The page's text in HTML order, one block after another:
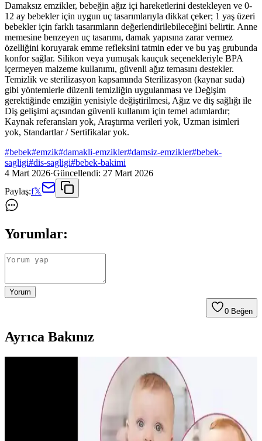
Damaksız emzikler, bebeğin ağız içi hareketlerini destekleyen ve 0-
12 ay bebekler için uygun uç tasarımlarıyla dikkat çeker; 1 yaş üzeri
bebekler için farklı tasarımların değerlendirilebileceğini belirtir. Anne
memesine benzeyen uç tasarımı, damak yapısına zarar vermez
özelliğini koruyarak emme refleksini tatmin eder ve bu yaş grubunda
konfor sağlar. Silikon veya yumuşak kauçuk seçenekleriyle BPA
içermeyen malzeme kullanımı, güvenli ağız temasını destekler.
Temizlik ve sterilizasyon kapsamında Sterilizasyon (kaynar suda)
gibi yöntemlerle düzenli temizliğin uygulanması ve Değişim
gerektiğinde emziğin yenisiyle değiştirilmesi, Ağız ve diş sağlığı ile
Diş gelişimi açısından güvenli kullanım için temel adımlardır;
Kaynak referansları yok, Araştırma verileri yok, Uzman isimleri
yok, Standartlar / Sertifikalar yok.
#bebek#emzik#damakli-emzikler#damsiz-emzikler#bebek-
sagligi#dis-sagligi#bebek-bakimi
4 Mart 2026·Güncellendi: 27 Mart 2026
Paylaş:f𝕏
Yorumlar:
Yorum
0 Beğen
Ayrıca Bakınız
Demir Takviyesi ve Kullanım Rehberi: Çocuklar ve
Hamileler İçin Önemli Bilgiler
Demir takviyesi, yüksek ihtiyaç duyan gruplar için önemli, içerik ve
kullanım şekli çeşitlidir. Doğru doz ve ürün seçimiyle sağlığı